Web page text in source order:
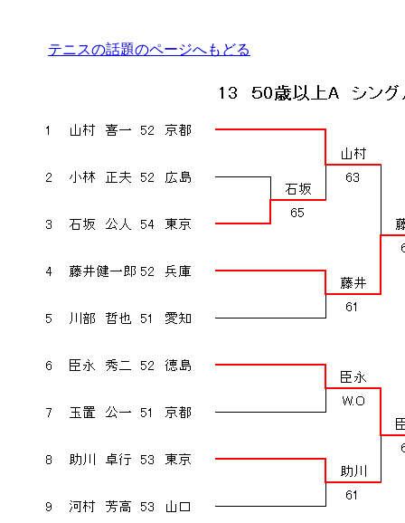
テニスの話題のページへもどる